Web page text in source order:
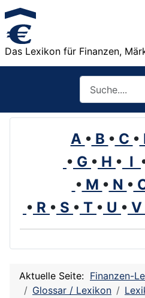
Das Lexikon für Finanzen,
A • B • C •
• G • H • I
• M • N •
• R • S • T • U • V
Aktuelle Seite: Finanzen-
Glossar / Lexikon